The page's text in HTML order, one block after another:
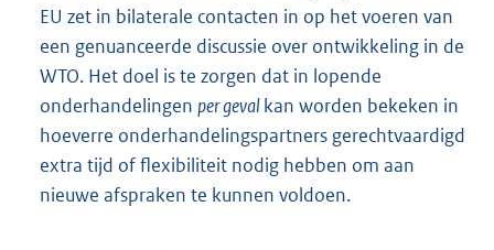
EU zet in bilaterale contacten in op het voeren van
een genuanceerde discussie over ontwikkeling in de
WTO. Het doel is te zorgen dat in lopende
onderhandelingen per gevalkan worden bekeken in
hoeverre onderhandelingspartners gerechtvaardigd
extra tijd of flexibiliteit nodig hebben om aan
nieuwe afspraken te kunnen voldoen.